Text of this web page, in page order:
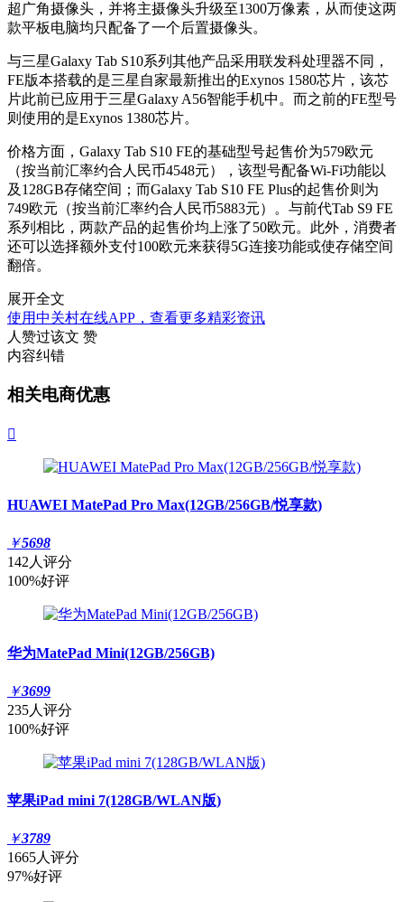
超广角摄像头，并将主摄像头升级至1300万像素，从而使这两
款平板电脑均只配备了一个后置摄像头。
与三星Galaxy Tab S10系列其他产品采用联发科处理器不同，
FE版本搭载的是三星自家最新推出的Exynos 1580芯片，该芯
片此前已应用于三星Galaxy A56智能手机中。而之前的FE型号
则使用的是Exynos 1380芯片。
价格方面，Galaxy Tab S10 FE的基础型号起售价为579欧元
（按当前汇率约合人民币4548元），该型号配备Wi-Fi功能以
及128GB存储空间；而Galaxy Tab S10 FE Plus的起售价则为
749欧元（按当前汇率约合人民币5883元）。与前代Tab S9 FE
系列相比，两款产品的起售价均上涨了50欧元。此外，消费者
还可以选择额外支付100欧元来获得5G连接功能或使存储空间
翻倍。
展开全文
使用中关村在线APP，查看更多精彩资讯
人赞过该文 赞
内容纠错
相关电商优惠

HUAWEI MatePad Pro Max(12GB/256GB/悦享款)
￥5698
142人评分
100%好评
华为MatePad Mini(12GB/256GB)
￥3699
235人评分
100%好评
苹果iPad mini 7(128GB/WLAN版)
￥3789
1665人评分
97%好评